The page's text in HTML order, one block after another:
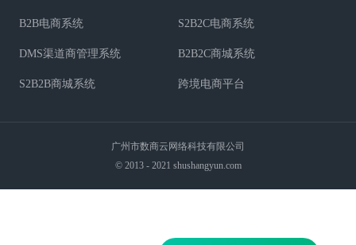
B2B电商系统 S2B2C电商系统
DMS渠道商管理系统 B2B2C商城系统
S2B2B商城系统 跨境电商平台
广州市数商云网络科技有限公司
© 2013 - 2021 shushangyun.com